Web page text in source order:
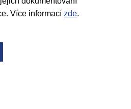
Více informací zde.